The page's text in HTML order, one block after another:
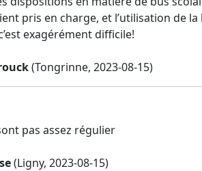
pris en charge, et l’utilisation de
exagérément difficile!
(Tongrinne, 2023-08-15)
pas assez régulier
(Ligny, 2023-08-15)